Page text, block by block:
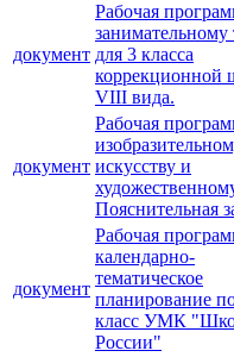
документ
Рабочая
занимательному
для 3 класса
коррекционной
VIII вида.
документ
Рабочая
искусству и
Пояснительная
документ
Рабочая
календарно-
тематическое
планирование
класс УМК
России"